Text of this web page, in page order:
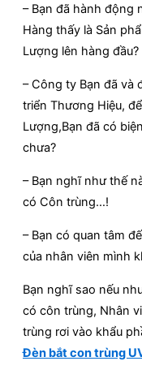
– Bạn đã hành động
Hàng thấy là Sản
Lượng lên hàng đầu?
– Công ty Bạn đã và
triển Thương Hiệu,
Lượng,Bạn đã có
chưa?
– Bạn nghĩ như thế
có Côn trùng…!
– Bạn có quan tâm
của nhân viên mình
Bạn nghĩ sao nếu
có côn trùng, Nhân
trùng rơi vào khẩu
Đèn bắt con trùng